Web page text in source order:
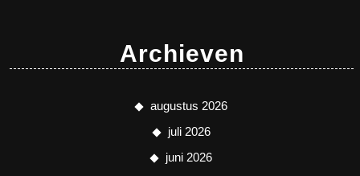
Archieven
augustus 2026
juli 2026
juni 2026